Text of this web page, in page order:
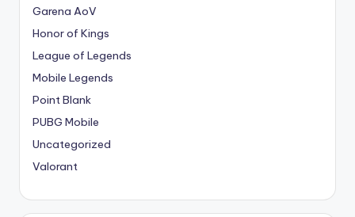
Garena AoV
Honor of Kings
League of Legends
Mobile Legends
Point Blank
PUBG Mobile
Uncategorized
Valorant